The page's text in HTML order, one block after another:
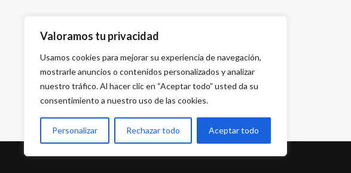
Valoramos tu privacidad
Usamos cookies para mejorar su experiencia de navegación,
mostrarle anuncios o contenidos personalizados y analizar
nuestro tráfico. Al hacer clic en “Aceptar todo” usted da su
consentimiento a nuestro uso de las cookies.
Personalizar Rechazar todo Aceptar todo